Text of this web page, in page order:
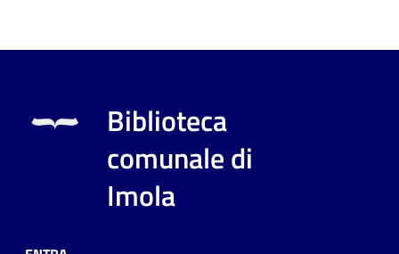
Biblioteca
comunale di
Imola